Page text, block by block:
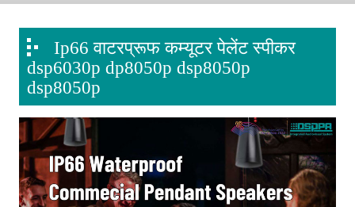
Ip66 वाटरप्रूफ कम्यूटर पेलेंट स्पीकर
dsp6030p dp8050p dsp8050p
dsp8050p